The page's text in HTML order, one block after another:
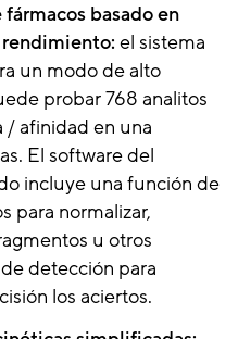
basado en
el sistema
un modo de alto
probar 768 analitos
/ afinidad en una
El software del
incluye una función de
para normalizar,
u otros
detección para
los aciertos.